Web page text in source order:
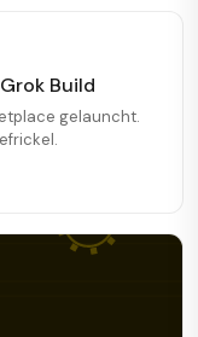
Build
gelauncht.